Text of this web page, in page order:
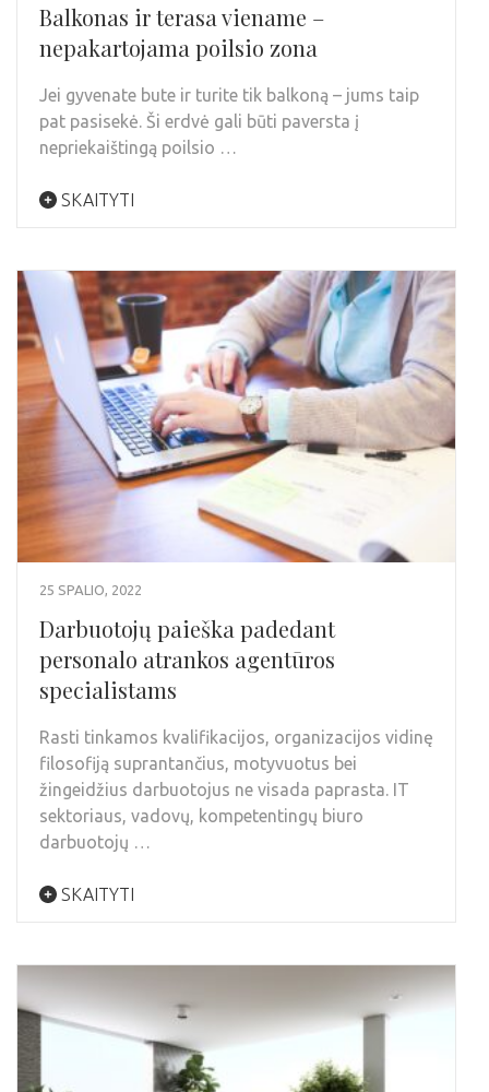
Balkonas ir terasa viename –
nepakartojama poilsio zona
Jei gyvenate bute ir turite tik balkoną – jums taip
pat pasisekė. Ši erdvė gali būti paversta į
nepriekaištingą poilsio …
SKAITYTI
25 SPALIO, 2022
Darbuotojų paieška padedant
personalo atrankos agentūros
specialistams
Rasti tinkamos kvalifikacijos, organizacijos vidinę
filosofiją suprantančius, motyvuotus bei
žingeidžius darbuotojus ne visada paprasta. IT
sektoriaus, vadovų, kompetentingų biuro
darbuotojų …
SKAITYTI